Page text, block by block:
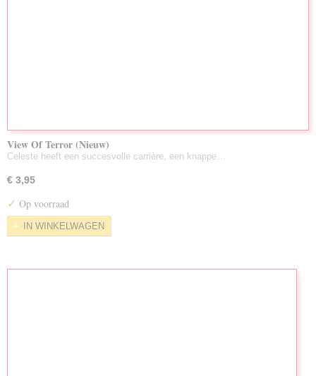
View Of Terror (Nieuw)
Celeste heeft een succesvolle carrière, een knappe…
€ 3,95
✓ Op voorraad
IN WINKELWAGEN